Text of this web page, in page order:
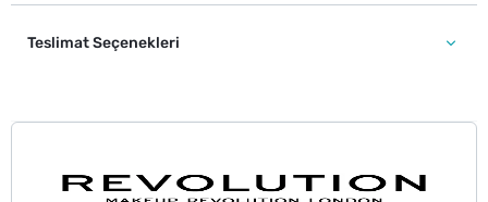
Teslimat Seçenekleri